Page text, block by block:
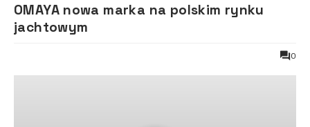
OMAYA nowa marka na polskim rynku
jachtowym
0